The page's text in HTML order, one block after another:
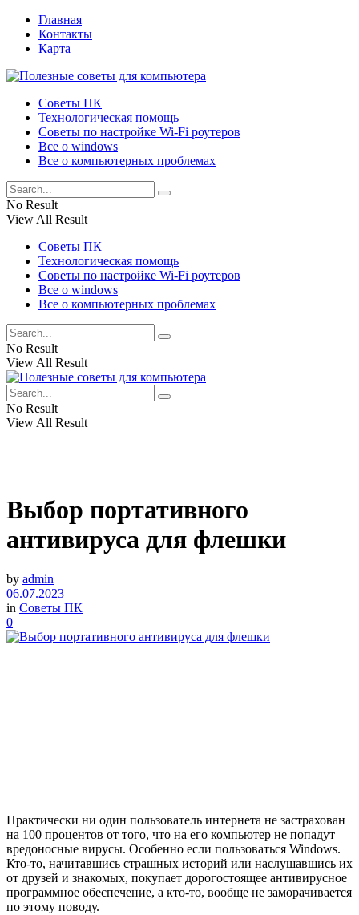
Главная
Контакты
Карта
Советы ПК
Технологическая помощь
Советы по настройке Wi-Fi роутеров
Все о windows
Все о компьютерных проблемах
No Result
View All Result
Советы ПК
Технологическая помощь
Советы по настройке Wi-Fi роутеров
Все о windows
Все о компьютерных проблемах
No Result
View All Result
No Result
View All Result
Выбор портативного
антивируса для флешки
by admin
06.07.2023
in Советы ПК
0
Практически ни один пользователь интернета не застрахован
на 100 процентов от того, что на его компьютер не попадут
вредоносные вирусы. Особенно если пользоваться Windows.
Кто-то, начитавшись страшных историй или наслушавшись их
от друзей и знакомых, покупает дорогостоящее антивирусное
программное обеспечение, а кто-то, вообще не заморачивается
по этому поводу.